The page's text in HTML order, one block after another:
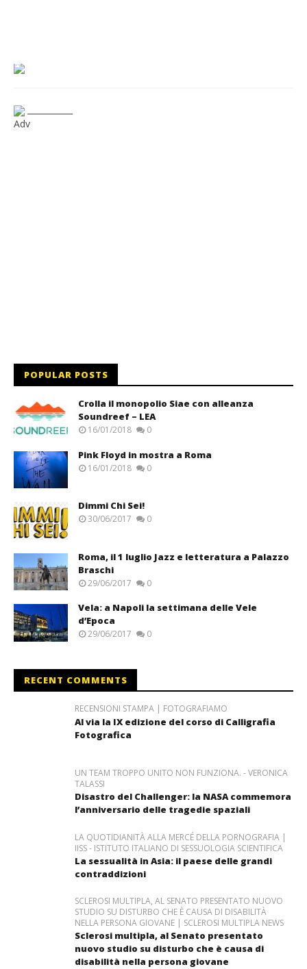
Adv
POPULAR POSTS
Crolla il monopolio Siae con alleanza
Soundreef – LEA
16/01/2018 0
Pink Floyd in mostra a Roma
16/01/2018 0
Dimmi Chi Sei!
30/06/2017 0
Roma, il 1 luglio Jazz e letteratura a Palazzo
Braschi
29/06/2017 0
Vela: a Napoli la settimana delle Vele
d’Epoca
29/06/2017 0
RECENT COMMENTS
RECENSIONI STAMPA | FOTOGRAFIAMO
Al via la IX edizione del corso di Calligrafia
Fotografica
UN TEAM TROPPO UNITO NON FUNZIONA. - VERONICA
TALASSI
Disastro del Challenger: la NASA commemora
l’anniversario delle tragedie spaziali
LA QUOTIDIANITÀ ALLA MERCÉ DELLA PORNOGRAFIA |
IISS - ISTITUTO ITALIANO DI SESSUOLOGIA SCIENTIFICA
La sessualità in Asia: il paese delle grandi
contraddizioni
SCLEROSI MULTIPLA, AL SENATO PRESENTATO NUOVO
STUDIO SU DISTURBO CHE È CAUSA DI DISABILITÀ
NELLA PERSONA GIOVANE | SCLEROSI MULTIPLA NEWS
Sclerosi multipla, al Senato presentato
nuovo studio su disturbo che è causa di
disabilità nella persona giovane